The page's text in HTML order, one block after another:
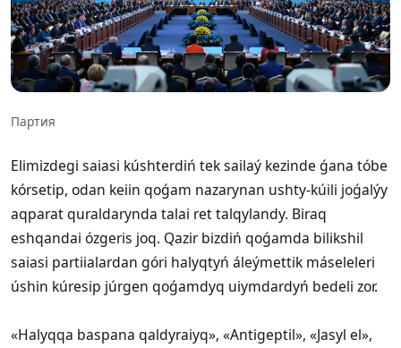
Партия
Elimizdegi saiasi kúshterdiń tek sailaý kezinde ǵana tóbe
kórsetip, odan keiin qoǵam nazarynan ushty-kúili joǵalýy
aqparat quraldarynda talai ret talqylandy. Biraq
eshqandai ózgeris joq. Qazir bizdiń qoǵamda bilikshil
saiasi partiialardan góri halyqtyń áleýmettik máseleleri
úshin kúresip júrgen qoǵamdyq uiymdardyń bedeli zor.
«Halyqqa baspana qaldyraiyq», «Antigeptil», «Jasyl el»,